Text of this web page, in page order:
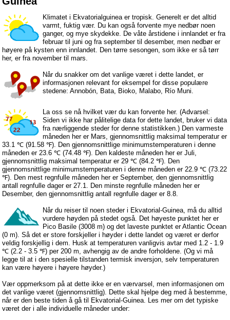
Klimatet i Ekvatorialguinea er tropisk. Generelt er det alltid
varmt, fuktig vær. Du kan også forvente mye nedbør noen
ganger, og mye skydekke. De våte årstidene i innlandet er fra
februar til juni og fra september til desember, men nedbør er
høyere på kysten enn innlandet. Den tørre sesongen, som ikke er så tørr
her, er fra november til mars.
Når du snakker om det vanlige været i dette landet, er
informasjonen relevant for eksempel for disse populære
stedene: Annobón, Bata, Bioko, Malabo, Río Muni.
La oss se nå hvilket vær du kan forvente her. (Advarsel:
Siden vi ikke har pålitelige data for dette landet, bruker vi data
fra nærliggende steder for denne statistikken.) Den varmeste
måneden her er Mars, gjennomsnittlig maksimal temperatur er
33.1 ℃ (91.58 ℉). Den gjennomsnittlige minimumstemperaturen i denne
måneden er 23.6 ℃ (74.48 ℉). Den kaldeste måneden her er Juli,
gjennomsnittlig maksimal temperatur er 29 ℃ (84.2 ℉). Den
gjennomsnittlige minimumstemperaturen i denne måneden er 22.9 ℃ (73.22
℉). Den mest regnfulle måneden her er September, den gjennomsnittlig
antall regnfulle dager er 27.1. Den minste regnfulle måneden her er
Desember, den gjennomsnittlig antall regnfulle dager er 8.8.
Når du reiser til noen steder i Ekvatorial-Guinea, må du alltid
vurdere høyden på stedet også. Det høyeste punktet her er
Pico Basile (3008 m) og det laveste punktet er Atlantic Ocean
(0 m). Så det er store forskjeller i høyder i dette landet og været er derfor
veldig forskjellig i dem. Husk at temperaturen vanligvis avtar med 1.2 - 1.9
℃ (2.2 - 3.5 ℉) per 200 m, avhengig av de andre forholdene. (Og vi må
legge til at i den spesielle tilstanden termisk inversjon, selv temperaturen
kan være høyere i høyere høyder.)
Vær oppmerksom på at dette ikke er en værvarsel, men informasjonen om
det vanlige været (gjennomsnittlig). Dette skal hjelpe deg med å bestemme,
når er den beste tiden å gå til Ekvatorial-Guinea. Les mer om det typiske
været der i alle individuelle måneder under: